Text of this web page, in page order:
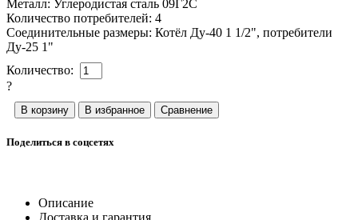
Металл: Углеродистая сталь 09Г2С
Количество потребителей: 4
Соединительные размеры: Котёл Ду-40 1 1/2", потребители
Ду-25 1"
Количество:
?
Поделиться в соцсетях
Описание
Доставка и гарантия